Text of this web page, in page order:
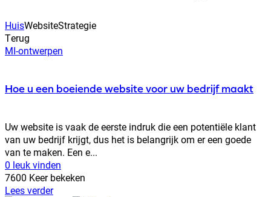
HuisWebsiteStrategie
Terug
MI-ontwerpen
Hoe u een boeiende website voor uw bedrijf maakt
Uw website is vaak de eerste indruk die een potentiële klant
van uw bedrijf krijgt, dus het is belangrijk om er een goede
van te maken. Een e...
0 leuk vinden
7600 Keer bekeken
Lees verder